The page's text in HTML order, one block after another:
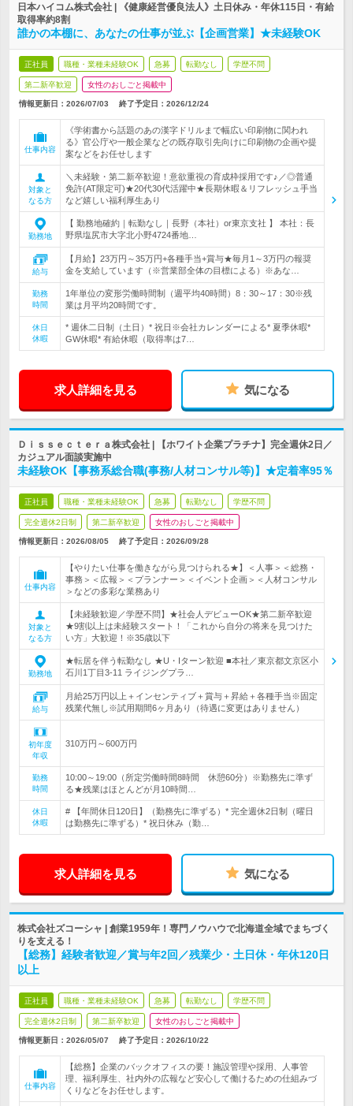
日本ハイコム株式会社 | 《健康経営優良法人》土日休み・年休115日・有給
取得率約8割
誰かの本棚に、あなたの仕事が並ぶ【企画営業】★未経験OK
正社員 職種・業種未経験OK 急募 転勤なし 学歴不問
第二新卒歓迎 女性のおしごと掲載中
情報更新日：2026/07/03 終了予定日： 2026/12/24
仕事内容
《学術書から話題のあの漢字ドリルまで幅広い印刷物に関われ
る》官公庁や一般企業などの既存取引先向けに印刷物の企画や提
案などをお任せします
対象と
なる方
＼未経験・第二新卒歓迎！意欲重視の育成枠採用です♪／◎普通
免許(AT限定可)★20代30代活躍中★長期休暇＆リフレッシュ手当
など嬉しい福利厚生あり
勤務地
【 勤務地確約｜転勤なし｜長野（本社）or東京支社 】 本社：長
野県塩尻市大字北小野4724番地…
給与
【月給】23万円～35万円+各種手当+賞与★毎月1～3万円の報奨
金を支給しています（※営業部全体の目標による）※あな…
勤務
時間
1年単位の変形労働時間制（週平均40時間）8：30～17：30※残
業は月平均20時間です。
休日
休暇
* 週休二日制（土日）* 祝日※会社カレンダーによる* 夏季休暇*
GW休暇* 有給休暇（取得率は7…
求人詳細を見る 気になる
Ｄｉｓｓｅｃｔｅｒａ株式会社 | 【ホワイト企業プラチナ】完全週休2日／
カジュアル面談実施中
未経験OK【事務系総合職(事務/人材コンサル等)】★定着率95％
正社員 職種・業種未経験OK 急募 転勤なし 学歴不問
完全週休2日制 第二新卒歓迎 女性のおしごと掲載中
情報更新日：2026/08/05 終了予定日： 2026/09/28
仕事内容
【やりたい仕事を働きながら見つけられる★】＜人事＞＜総務・
事務＞＜広報＞＜プランナー＞＜イベント企画＞＜人材コンサル
＞などの多彩な業務あり
対象と
なる方
【未経験歓迎／学歴不問】★社会人デビューOK★第二新卒歓迎
★9割以上は未経験スタート！「これから自分の将来を見つけた
い方」大歓迎！※35歳以下
勤務地
★転居を伴う転勤なし ★U・Iターン歓迎 ■本社／東京都文京区小
石川1丁目3-11 ライジングプラ…
給与
月給25万円以上＋インセンティブ＋賞与＋昇給＋各種手当※固定
残業代無し※試用期間6ヶ月あり（待遇に変更はありません）
初年度
年収
310万円～600万円
勤務
時間
10:00～19:00（所定労働時間8時間 休憩60分）※勤務先に準ず
る★残業はほとんどが月10時間…
休日
休暇
# 【年間休日120日】（勤務先に準ずる）* 完全週休2日制（曜日
は勤務先に準ずる）* 祝日休み（勤…
求人詳細を見る 気になる
株式会社ズコーシャ | 創業1959年！専門ノウハウで北海道全域でまちづく
りを支える！
【総務】経験者歓迎／賞与年2回／残業少・土日休・年休120日
以上
正社員 職種・業種未経験OK 急募 転勤なし 学歴不問
完全週休2日制 第二新卒歓迎 女性のおしごと掲載中
情報更新日：2026/05/07 終了予定日： 2026/10/22
仕事内容
【総務】企業のバックオフィスの要！施設管理や採用、人事管
理、福利厚生、社内外の広報など安心して働けるための仕組みづ
くりなどをお任せします。